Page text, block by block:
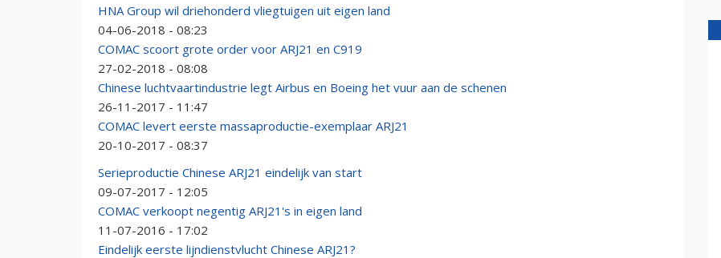
HNA Group wil driehonderd vliegtuigen uit eigen land
04-06-2018 - 08:23
COMAC scoort grote order voor ARJ21 en C919
27-02-2018 - 08:08
Chinese luchtvaartindustrie legt Airbus en Boeing het vuur aan de schenen
26-11-2017 - 11:47
COMAC levert eerste massaproductie-exemplaar ARJ21
20-10-2017 - 08:37
Serieproductie Chinese ARJ21 eindelijk van start
09-07-2017 - 12:05
COMAC verkoopt negentig ARJ21's in eigen land
11-07-2016 - 17:02
Eindelijk eerste lijndienstvlucht Chinese ARJ21?